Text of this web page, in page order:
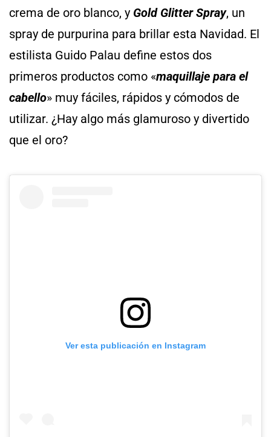
crema de oro blanco, y Gold Glitter Spray, un
spray de purpurina para brillar esta Navidad. El
estilista Guido Palau define estos dos
primeros productos como «maquillaje para el
cabello» muy fáciles, rápidos y cómodos de
utilizar. ¿Hay algo más glamuroso y divertido
que el oro?
Ver esta publicación en Instagram